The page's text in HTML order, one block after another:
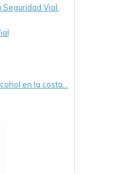
Vial.
en la costa…